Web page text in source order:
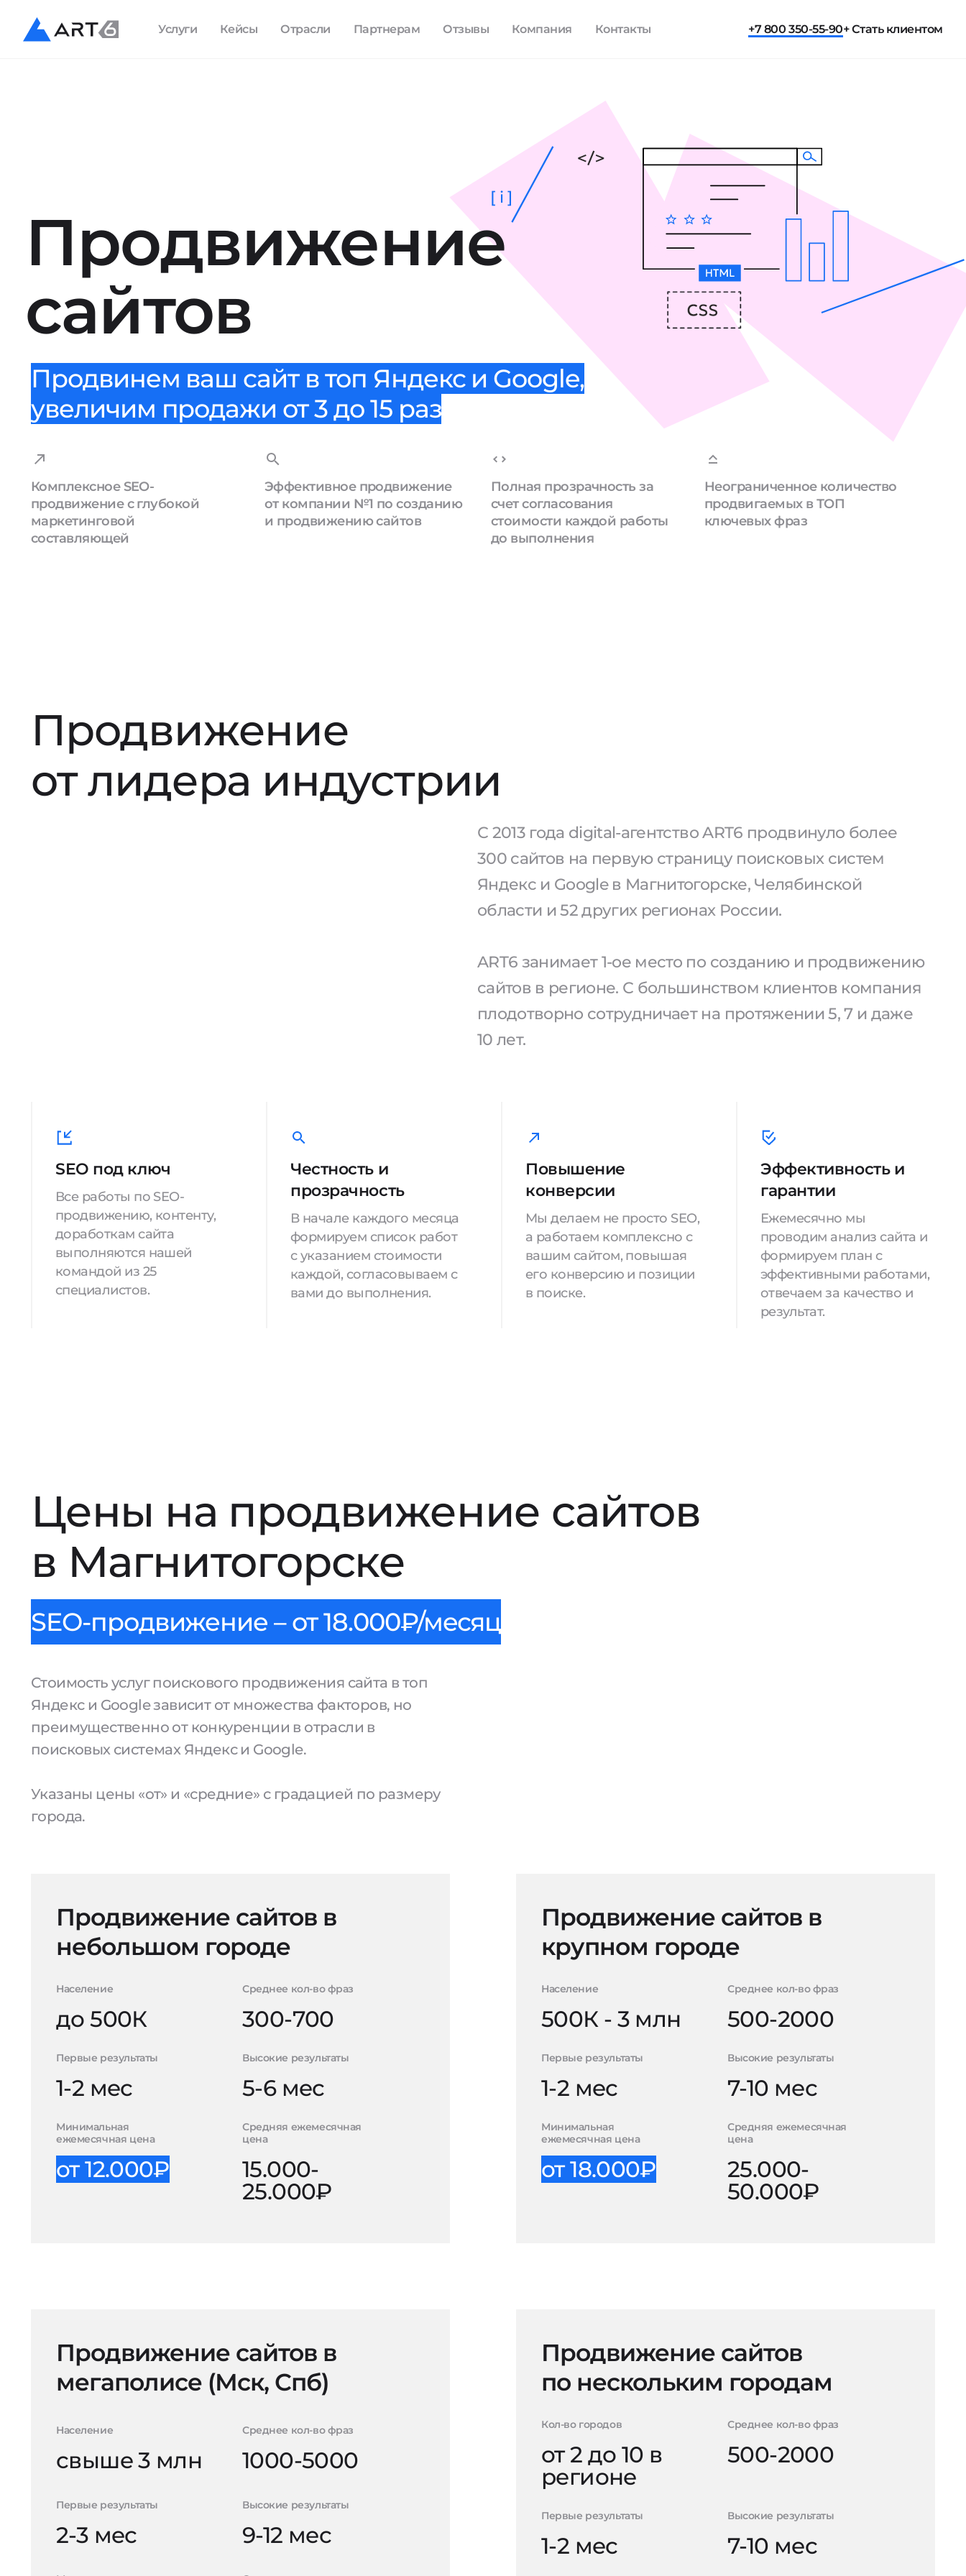
Услуги Кейсы Отрасли Партнерам Отзывы Компания Контакты +7 800 350-55-90+ Стать клиентом
Продвижение
сайтов
[ i ]
Продвинем ваш сайт в топ Яндекс и Google,
увеличим продажи от 3 до 15 раз
Комплексное SEO-
продвижение с глубокой
маркетинговой
составляющей
Эффективное продвижение
от компании №1 по созданию
и продвижению сайтов
Полная прозрачность за
счет согласования
стоимости каждой работы
до выполнения
Неограниченное количество
продвигаемых в ТОП
ключевых фраз
Продвижение
от лидера индустрии
С 2013 года digital-агентство ART6 продвинуло более
300 сайтов на первую страницу поисковых систем
Яндекс и Google в Магнитогорске, Челябинской
области и 52 других регионах России.
ART6 занимает 1-ое место по созданию и продвижению
сайтов в регионе. С большинством клиентов компания
плодотворно сотрудничает на протяжении 5, 7 и даже
10 лет.
SEO под ключ
Все работы по SEO-
продвижению, контенту,
доработкам сайта
выполняются нашей
командой из 25
специалистов.
Честность и
прозрачность
В начале каждого месяца
формируем список работ
с указанием стоимости
каждой, согласовываем с
вами до выполнения.
Повышение
конверсии
Мы делаем не просто SEO,
а работаем комплексно с
вашим сайтом, повышая
его конверсию и позиции
в поиске.
Эффективность и
гарантии
Ежемесячно мы
проводим анализ сайта и
формируем план с
эффективными работами,
отвечаем за качество и
результат.
Цены на продвижение сайтов
в Магнитогорске
SEO-продвижение – от 18.000₽/месяц
Стоимость услуг поискового продвижения сайта в топ
Яндекс и Google зависит от множества факторов, но
преимущественно от конкуренции в отрасли в
поисковых системах Яндекс и Google.
Указаны цены «от» и «средние» с градацией по размеру
города.
Продвижение сайтов в
небольшом городе
Население
до 500К
Среднее кол-во фраз
300-700
Первые результаты
1-2 мес
Высокие результаты
5-6 мес
Минимальная
ежемесячная цена
от 12.000₽
Средняя ежемесячная
цена
15.000-
25.000₽
Продвижение сайтов в
крупном городе
Население
500К - 3 млн
Среднее кол-во фраз
500-2000
Первые результаты
1-2 мес
Высокие результаты
7-10 мес
Минимальная
ежемесячная цена
от 18.000₽
Средняя ежемесячная
цена
25.000-
50.000₽
Продвижение сайтов в
мегаполисе (Мск, Спб)
Население
свыше 3 млн
Среднее кол-во фраз
1000-5000
Первые результаты
2-3 мес
Высокие результаты
9-12 мес
Продвижение сайтов
по нескольким городам
Кол-во городов
от 2 до 10 в
регионе
Среднее кол-во фраз
500-2000
Первые результаты
1-2 мес
Высокие результаты
7-10 мес